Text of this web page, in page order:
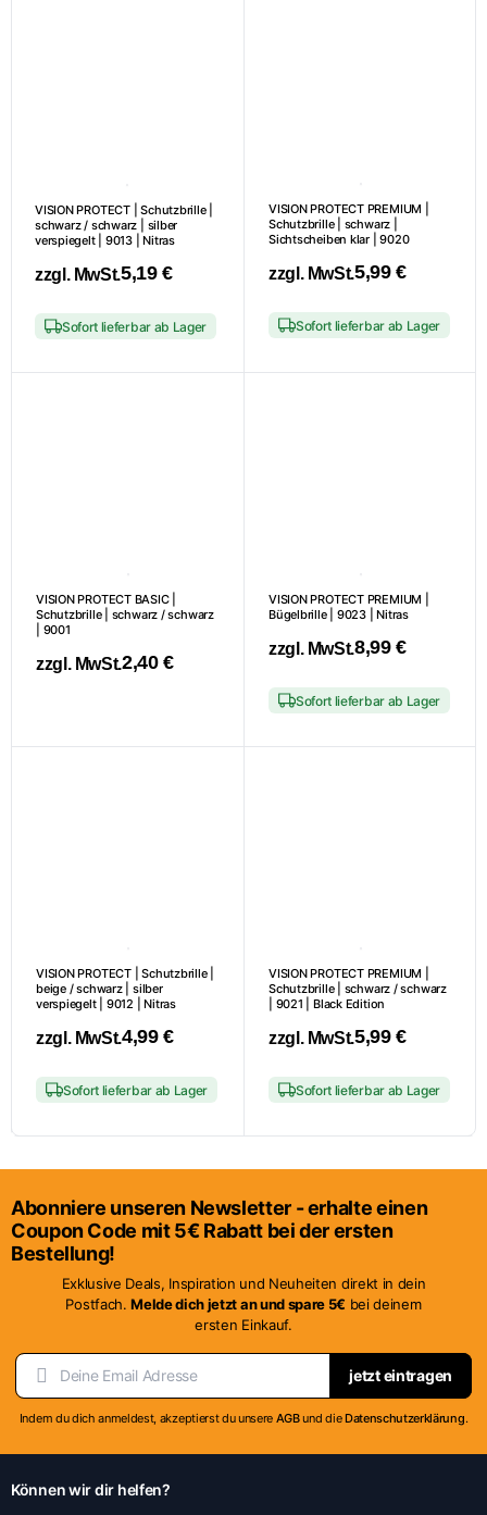
VISION PROTECT | Schutzbrille |
schwarz / schwarz | silber
verspiegelt | 9013 | Nitras
5,19€
zzgl. MwSt.
Sofort lieferbar ab Lager
VISION PROTECT PREMIUM |
Schutzbrille | schwarz |
Sichtscheiben klar | 9020
5,99€
zzgl. MwSt.
Sofort lieferbar ab Lager
VISION PROTECT BASIC |
Schutzbrille | schwarz / schwarz
| 9001
2,40€
zzgl. MwSt.
VISION PROTECT PREMIUM |
Bügelbrille | 9023 | Nitras
8,99€
zzgl. MwSt.
Sofort lieferbar ab Lager
VISION PROTECT | Schutzbrille |
beige / schwarz | silber
verspiegelt | 9012 | Nitras
4,99€
zzgl. MwSt.
Sofort lieferbar ab Lager
VISION PROTECT PREMIUM |
Schutzbrille | schwarz / schwarz
| 9021 | Black Edition
5,99€
zzgl. MwSt.
Sofort lieferbar ab Lager
Abonniere unseren Newsletter - erhalte einen
Coupon Code mit 5€ Rabatt bei der ersten
Bestellung!
Exklusive Deals, Inspiration und Neuheiten direkt in dein
Postfach.Melde dich jetzt an und spare 5€ bei deinem
ersten Einkauf.
jetzt eintragen
Indem du dich anmeldest, akzeptierst du unsere AGBund dieDatenschutzerklärung.
Können wir dir helfen?